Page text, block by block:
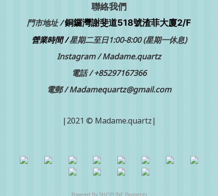
聯絡我們
門市地址 /銅鑼灣謝斐道518號渣菲大廈2/F
營業時間 /星期二至日1:00-8:00 (星期一休息)
Instagram /Madame.quartz
電話 /+85297167366
電郵 / Madamequartz@gmail.com
|2021 © Madame.quartz|
Powered By SHOPLINE Payments